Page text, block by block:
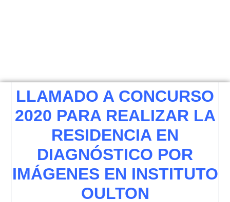
LLAMADO A CONCURSO
2020 PARA REALIZAR LA
RESIDENCIA EN
DIAGNÓSTICO POR
IMÁGENES EN INSTITUTO
OULTON